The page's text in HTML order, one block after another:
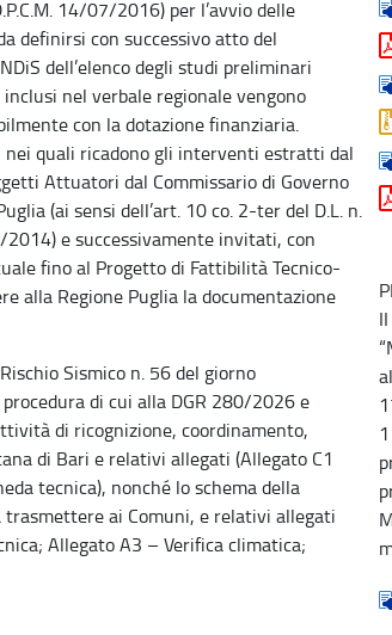
14/07/2016) per l’avvio delle
definirsi con successivo atto del
dell’elenco degli studi preliminari
nel verbale regionale vengono
con la dotazione finanziaria.
nei quali ricadono gli interventi estratti dal
Attuatori dal Commissario di Governo
(ai sensi dell’art. 10 co. 2-ter del D.L. n.
e successivamente invitati, con
fino al Progetto di Fattibilità Tecnico-
alla Regione Puglia la documentazione
Sismico n. 56 del giorno
di cui alla DGR 280/2026 e
di ricognizione, coordinamento,
di Bari e relativi allegati (Allegato C1
tecnica), nonché lo schema della
trasmettere ai Comuni, e relativi allegati
Allegato A3 – Verifica climatica;